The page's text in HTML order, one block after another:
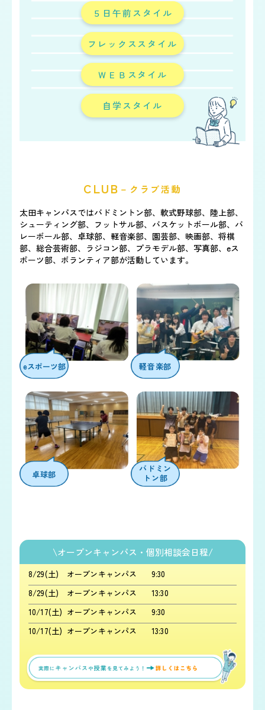
５日午前スタイル
フレックススタイル
ＷＥＢスタイル
自学スタイル
CLUB －クラブ活動
太田キャンパスではバドミントン部、 軟式野球部、陸上部、
シューティング部、 フットサル部、 バスケットボール部、 バ
レーボール部、卓球部、軽音楽部、園芸部、 映画部、将棋
部、 総合芸術部、ラジコン部、 プラモデル部、写真部、eス
ポーツ部、 ボランティア部が活動しています。
eスポーツ部 軽音楽部
卓球部
バドミン
トン部
\オープンキャンパス・個別相談会日程/
8/29(土) オープンキャンパス
9:30
8/29(土) オープンキャンパス
13:30
10/17(土) オープンキャンパス
9:30
10/17(土) オープンキャンパス 13:30